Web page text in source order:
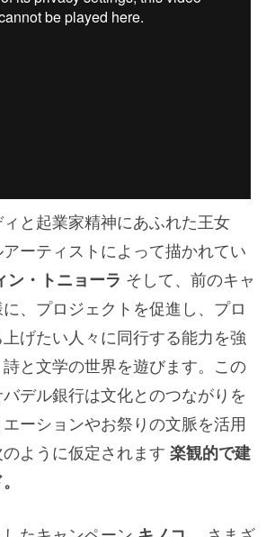
と起業家精神にあふれた王女
ーティストによって描かれてい
ン・トニョーラ そして、前のキャ
、プロジェクトを促進し、プロ
げたい人々に同行する能力を強
と文学の世界を遊びます。この
デル銀行は文化とのつながりを
ーションやお祭りの文脈を活用
ように仮定されます 楽観的で建